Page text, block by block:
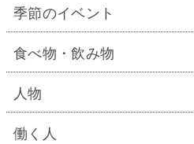
季節のイベント
食べ物・飲み物
人物
働く人